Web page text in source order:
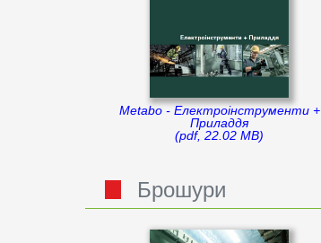
Metabo - Електроінструменти +
Приладдя
(pdf, 22.02 MB)
Брошури